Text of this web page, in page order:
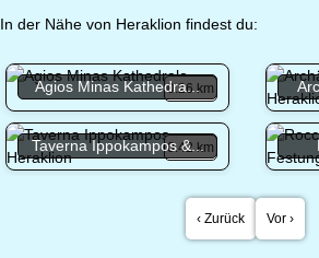
In der Nähe von Heraklion findest du:
0.26 km
Agios Minas Kathedra...
0.42 km
Taverna Ippokampos &...
‹ Zurück Vor ›